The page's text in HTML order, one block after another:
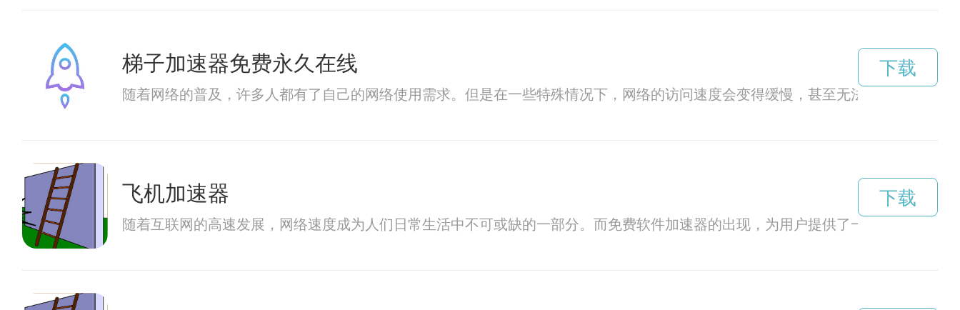
梯子加速器免费永久在线
随着网络的普及，许多人都有了自己的网络使用需求。但是在一些特殊情况下，网络的访问速度会变得缓慢，甚至无法访问一些国
下载
飞机加速器
随着互联网的高速发展，网络速度成为人们日常生活中不可或缺的一部分。而免费软件加速器的出现，为用户提供了一种轻松快捷
下载